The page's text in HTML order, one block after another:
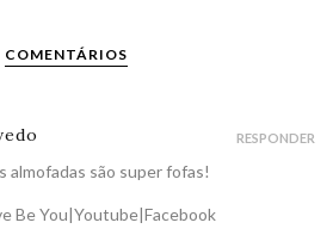
COMENTÁRIOS
almofadas são super fofas!
Be You|Youtube|Facebook
RESPONDER